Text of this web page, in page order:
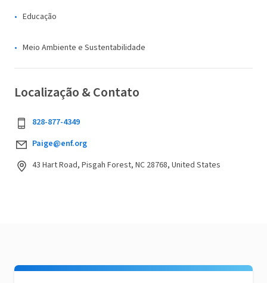
Educação
Meio Ambiente e Sustentabilidade
Localização & Contato
828-877-4349
Paige@enf.org
43 Hart Road, Pisgah Forest, NC 28768, United States